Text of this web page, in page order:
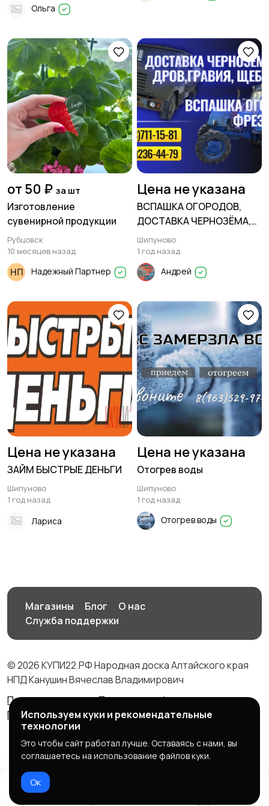
Ольга
от 50 ₽ за шт
Изготовление
сувенирной продукции
Рубцовск
10 месяцев назад
Надежный Партнер
Цена не указана
ВСПАШКА ОГОРОДОВ,
ДОСТАВКА ЧЕРНОЗЁМА,
УГЛЯ ДРОВ, ГРАВИЯ,
ЩЕБНЯ и др
Шипуново
1 год назад
Андрей
Цена не указана
ЗАЙМ БЫСТРЫЕ ДЕНЬГИ
Шипуново
1 год назад
Лариса
Цена не указана
Отогрев воды
Шипуново
1 год назад
Отогрев воды
Магазины Блог
О нас
Служба поддержки
© 2026 КУПИ22.РФ Народная доска Алтайского края
НПД Канушин Вячеслав Владимирович
Правила сервиса
Политика конфиденциальности
Политика использования cookie
Используем куки и рекомендательные
технологии
Это чтобы сайт работал лучше. Оставаясь с нами, вы
соглашаетесь на использование файлов куки.
Ок